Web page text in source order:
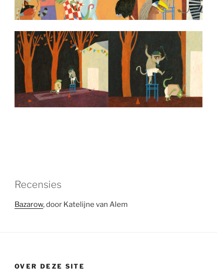
Recensies
Bazarow, door Katelijne van Alem
OVER DEZE SITE